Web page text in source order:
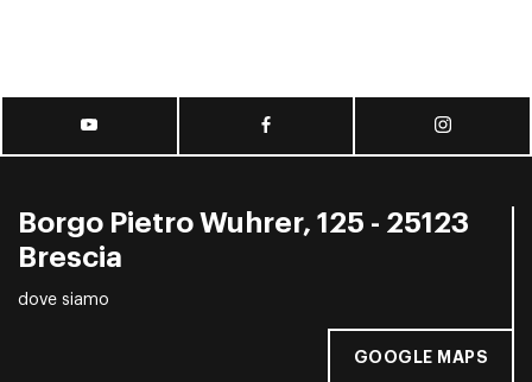
Borgo Pietro Wuhrer, 125 - 25123
Brescia
dove siamo
GOOGLE MAPS